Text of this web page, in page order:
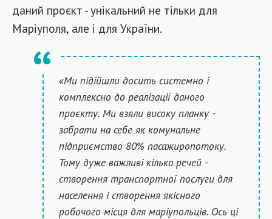
даний проєкт - унікальний не тільки для
Маріуполя, але і для України.
«Ми підійшли досить системно і
комплексно до реалізації даного
проєкту. Ми взяли високу планку -
забрати на себе як комунальне
підприємство 80% пасажиропотоку.
Тому дуже важливі кілька речей -
створення транспортної послуги для
населення і створення якісного
робочого місця для маріупольців. Ось ці